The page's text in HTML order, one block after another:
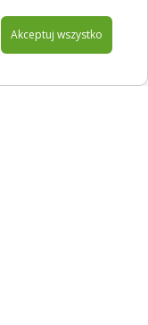
Akceptuj wszystko